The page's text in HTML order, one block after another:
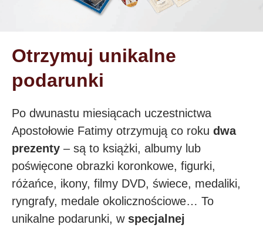
Otrzymuj unikalne
podarunki
Po dwunastu miesiącach uczestnictwa
Apostołowie Fatimy otrzymują co roku dwa
prezenty – są to książki, albumy lub
poświęcone obrazki koronkowe, figurki,
różańce, ikony, filmy DVD, świece, medaliki,
ryngrafy, medale okolicznościowe… To
unikalne podarunki, w specjalnej